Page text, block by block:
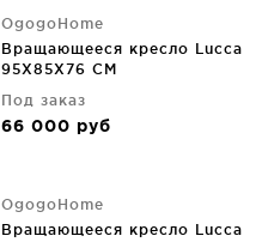
OgogoHome
Вращающееся кресло Lucca
95X85X76 CM
Под заказ
66 000 руб
OgogoHome
Вращающееся кресло Lucca